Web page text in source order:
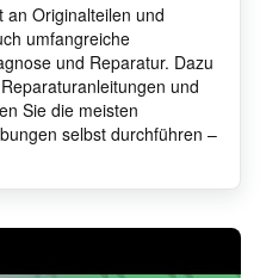
Originalteilen und
umfangreiche
und Reparatur. Dazu
und
Sie die meisten
selbst durchführen –